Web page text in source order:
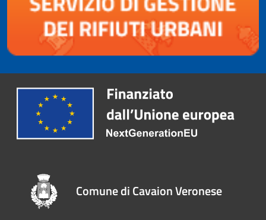
Comune di Cavaion Veronese